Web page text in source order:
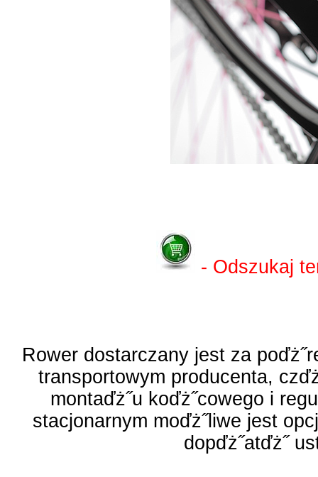
- Odszukaj
Rower dostarczany jest za
transportowym producenta,
montaďż˝u koďż˝cowego i
stacjonarnym moďż˝liwe jest
dopďż˝atďż˝